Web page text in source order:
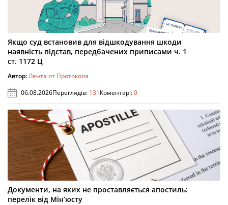
Якщо суд встановив для відшкодування шкоди
наявність підстав, передбачених приписами ч. 1
ст. 1172 Ц
Автор:Лента от Протокола
06.08.2026Переглядів: 131Коментарі:0
Документи, на яких не проставляється апостиль:
перелік від Мін’юсту